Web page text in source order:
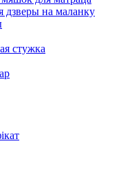
дзверы на маланку
стужка